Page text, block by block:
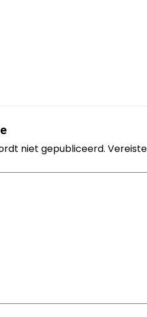
niet gepubliceerd.